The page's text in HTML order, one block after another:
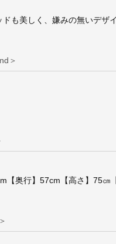
も美しく、嫌みの無いデザ
＞
【奥行】57cm【高さ】75㎝